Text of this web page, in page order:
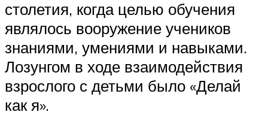
столетия, когда целью обучения
являлось вооружение учеников
знаниями, умениями и навыками.
Лозунгом в ходе взаимодействия
взрослого с детьми было «Делай
как я».